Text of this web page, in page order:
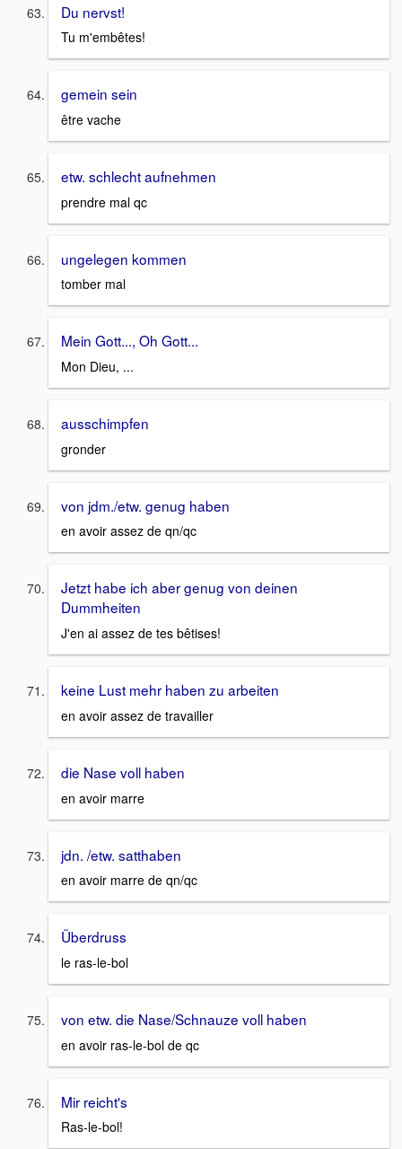
Du nervst!
Tu m'embêtes!
gemein sein
être vache
etw. schlecht aufnehmen
prendre mal qc
ungelegen kommen
tomber mal
Mein Gott..., Oh Gott...
Mon Dieu, ...
ausschimpfen
gronder
von jdm./etw. genug haben
en avoir assez de qn/qc
Jetzt habe ich aber genug von deinen
Dummheiten
J'en ai assez de tes bêtises!
keine Lust mehr haben zu arbeiten
en avoir assez de travailler
die Nase voll haben
en avoir marre
jdn. /etw. satthaben
en avoir marre de qn/qc
Überdruss
le ras-le-bol
von etw. die Nase/Schnauze voll haben
en avoir ras-le-bol de qc
Mir reicht's
Ras-le-bol!